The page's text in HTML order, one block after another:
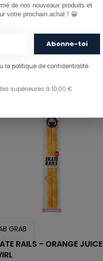
GRAB
CLAWS 4PACK - RED
GRAB
RAILS - ORANGE JUICE
de nos nouveaux produits et
votre prochain achat ! 😀
Abonne-toi
la politique de confidentialité.
supérieures à 10,00 €